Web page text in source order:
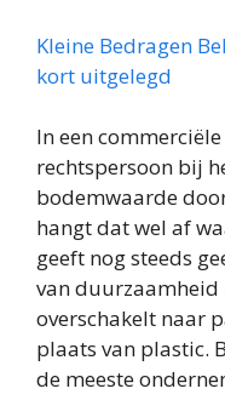
Kleine Bedragen
kort uitgelegd
In een
rechtspersoon bij
bodemwaarde
hangt dat wel af
geeft nog steeds
van duurzaamheid
overschakelt naar
plaats van plastic.
de meeste